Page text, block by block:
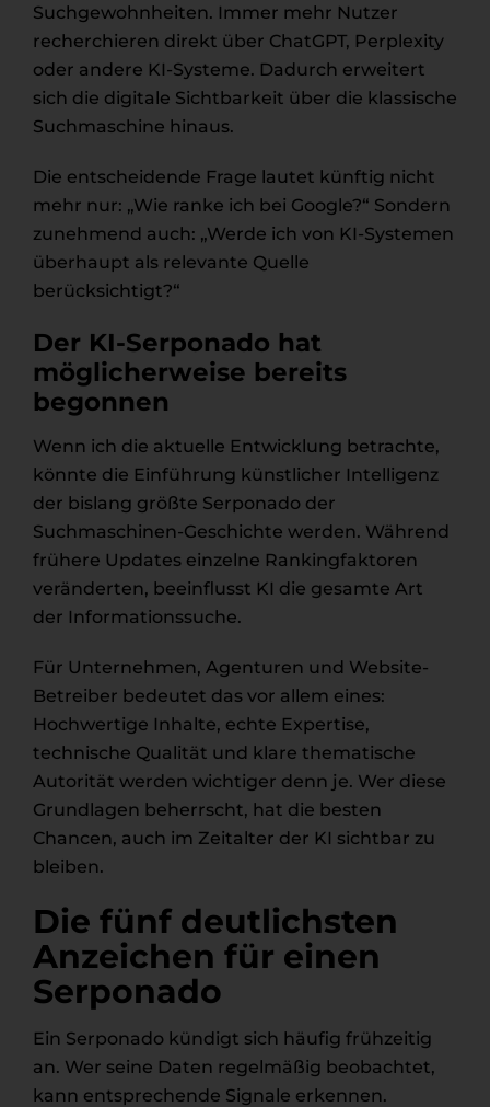
Suchgewohnheiten. Immer mehr Nutzer
recherchieren direkt über ChatGPT, Perplexity
oder andere KI-Systeme. Dadurch erweitert
sich die digitale Sichtbarkeit über die klassische
Suchmaschine hinaus.
Die entscheidende Frage lautet künftig nicht
mehr nur: „Wie ranke ich bei Google?“ Sondern
zunehmend auch: „Werde ich von KI-Systemen
überhaupt als relevante Quelle
berücksichtigt?“
Der KI-Serponado hat
möglicherweise bereits
begonnen
Wenn ich die aktuelle Entwicklung betrachte,
könnte die Einführung künstlicher Intelligenz
der bislang größte Serponado der
Suchmaschinen-Geschichte werden. Während
frühere Updates einzelne Rankingfaktoren
veränderten, beeinflusst KI die gesamte Art
der Informationssuche.
Für Unternehmen, Agenturen und Website-
Betreiber bedeutet das vor allem eines:
Hochwertige Inhalte, echte Expertise,
technische Qualität und klare thematische
Autorität werden wichtiger denn je. Wer diese
Grundlagen beherrscht, hat die besten
Chancen, auch im Zeitalter der KI sichtbar zu
bleiben.
Die fünf deutlichsten
Anzeichen für einen
Serponado
Ein Serponado kündigt sich häufig frühzeitig
an. Wer seine Daten regelmäßig beobachtet,
kann entsprechende Signale erkennen.